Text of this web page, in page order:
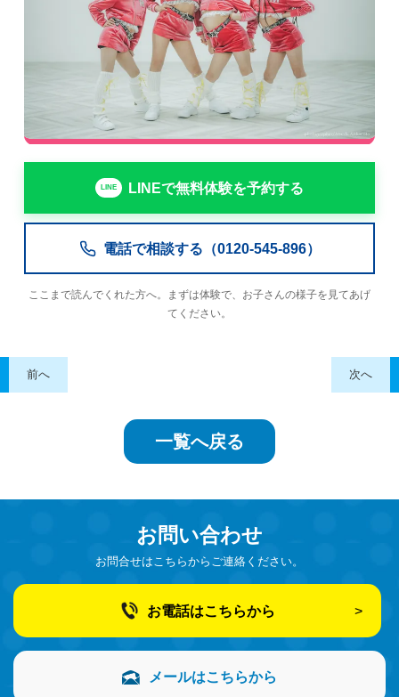
LINEで無料体験を予約する
電話で相談する（0120-545-896）
ここまで読んでくれた方へ。まずは体験で、お子さんの様子を見てあげ
てください。
前へ 次へ
一覧へ戻る
お問い合わせ
お問合せはこちらからご連絡ください。
お電話はこちらから
メールはこちらから